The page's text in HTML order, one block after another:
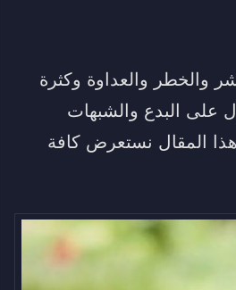
والخطر والعداوة وكثرة
على البدع والشبهات
هذا المقال نستعرض كافة